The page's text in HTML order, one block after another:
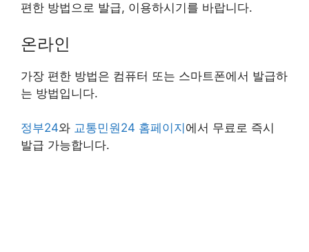
편한 방법으로 발급, 이용하시기를 바랍니다.
온라인
가장 편한 방법은 컴퓨터 또는 스마트폰에서 발급하
는 방법입니다.
정부24와 교통민원24 홈페이지 에서 무료로 즉시
발급 가능합니다.